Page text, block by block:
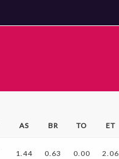
AS BR TO ET
1.44 0.63 0.00 2.06